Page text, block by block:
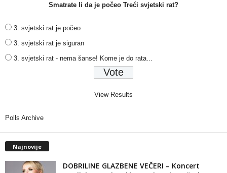
Smatrate li da je počeo Treći svjetski rat?
3. svjetski rat je počeo
3. svjetski rat je siguran
3. svjetski rat - nema šanse! Kome je do rata...
View Results
Polls Archive
Najnovije
DOBRILINE GLAZBENE VEČERI – Koncert